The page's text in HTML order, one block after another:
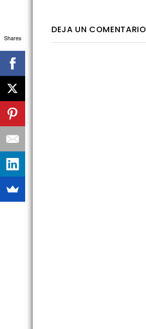
DEJA UN COMENTARIO
Shares